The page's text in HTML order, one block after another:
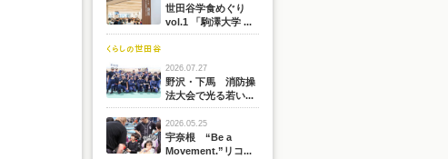
世田谷学食めぐり
vol.1 「駒澤大学 ...
2026.07.27
野沢・下馬 消防操
法大会で光る若い...
2026.05.25
宇奈根 “Be a
Movement.”リコ...